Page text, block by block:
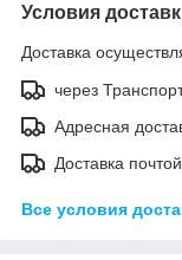
Условия
Доставка
через
Адресная
Доставка почтой
Все условия